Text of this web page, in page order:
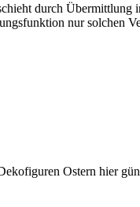
durch
nur solchen
Ostern hier